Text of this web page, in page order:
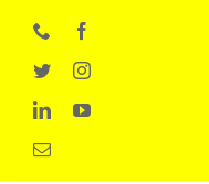
content